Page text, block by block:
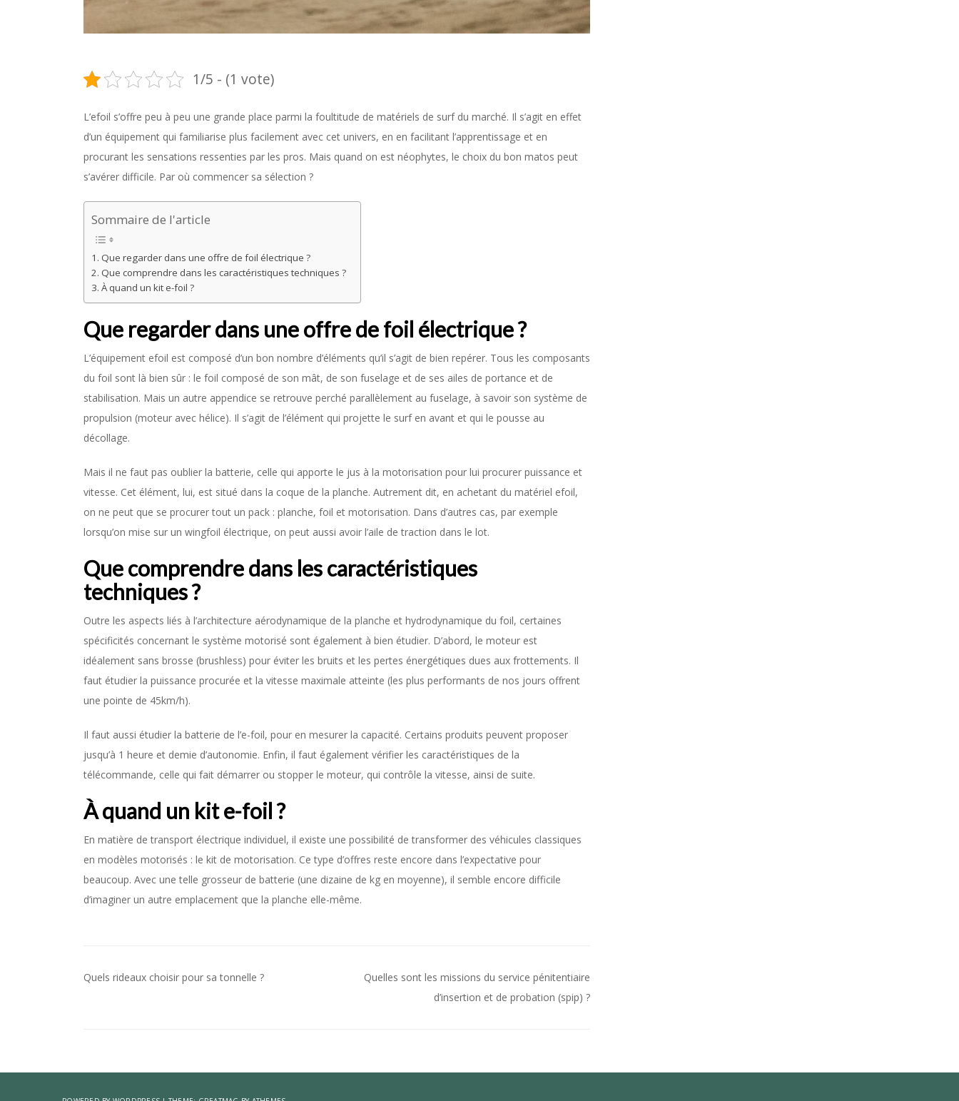
1/5 - (1 vote)
L’efoil s’offre peu à peu une grande place parmi la foultitude de matériels de surf du marché. Il s’agit en effet
d’un équipement qui familiarise plus facilement avec cet univers, en en facilitant l’apprentissage et en
procurant les sensations ressenties par les pros. Mais quand on est néophytes, le choix du bon matos peut
s’avérer difficile. Par où commencer sa sélection ?
Sommaire de l'article
Que regarder dans une offre de foil électrique ?
Que comprendre dans les caractéristiques techniques ?
À quand un kit e-foil ?
Que regarder dans une offre de foil électrique ?
L’équipement efoil est composé d’un bon nombre d’éléments qu’il s’agit de bien repérer. Tous les composants
du foil sont là bien sûr : le foil composé de son mât, de son fuselage et de ses ailes de portance et de
stabilisation. Mais un autre appendice se retrouve perché parallèlement au fuselage, à savoir son système de
propulsion (moteur avec hélice). Il s’agit de l’élément qui projette le surf en avant et qui le pousse au
décollage.
Mais il ne faut pas oublier la batterie, celle qui apporte le jus à la motorisation pour lui procurer puissance et
vitesse. Cet élément, lui, est situé dans la coque de la planche. Autrement dit, en achetant du matériel efoil,
on ne peut que se procurer tout un pack : planche, foil et motorisation. Dans d’autres cas, par exemple
lorsqu’on mise sur un wingfoil électrique, on peut aussi avoir l’aile de traction dans le lot.
Que comprendre dans les caractéristiques
techniques ?
Outre les aspects liés à l’architecture aérodynamique de la planche et hydrodynamique du foil, certaines
spécificités concernant le système motorisé sont également à bien étudier. D’abord, le moteur est
idéalement sans brosse (brushless) pour éviter les bruits et les pertes énergétiques dues aux frottements. Il
faut étudier la puissance procurée et la vitesse maximale atteinte (les plus performants de nos jours offrent
une pointe de 45km/h).
Il faut aussi étudier la batterie de l’e-foil, pour en mesurer la capacité. Certains produits peuvent proposer
jusqu’à 1 heure et demie d’autonomie. Enfin, il faut également vérifier les caractéristiques de la
télécommande, celle qui fait démarrer ou stopper le moteur, qui contrôle la vitesse, ainsi de suite.
À quand un kit e-foil ?
En matière de transport électrique individuel, il existe une possibilité de transformer des véhicules classiques
en modèles motorisés : le kit de motorisation. Ce type d’offres reste encore dans l’expectative pour
beaucoup. Avec une telle grosseur de batterie (une dizaine de kg en moyenne), il semble encore difficile
d’imaginer un autre emplacement que la planche elle-même.
Quels rideaux choisir pour sa tonnelle ?
Quelles sont les missions du service pénitentiaire
d’insertion et de probation (spip) ?